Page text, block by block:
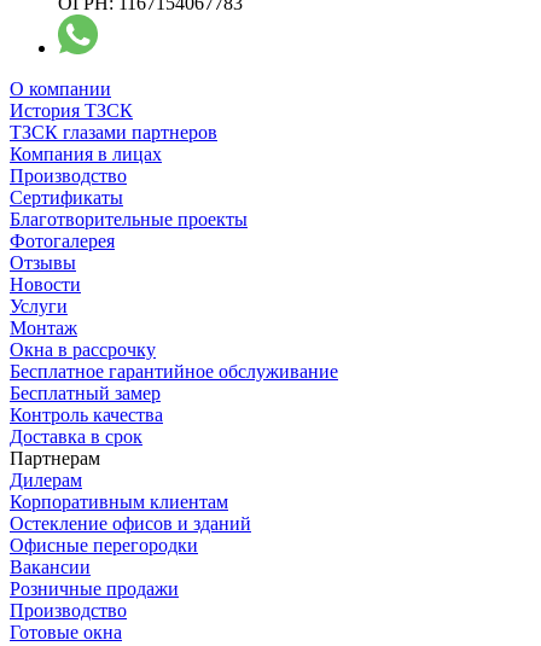
О компании
История ТЗСК
ТЗСК глазами партнеров
Компания в лицах
Производство
Сертификаты
Благотворительные проекты
Фотогалерея
Отзывы
Новости
Услуги
Монтаж
Окна в рассрочку
Бесплатное гарантийное обслуживание
Бесплатный замер
Контроль качества
Доставка в срок
Партнерам
Дилерам
Корпоративным клиентам
Остекление офисов и зданий
Офисные перегородки
Вакансии
Розничные продажи
Производство
Готовые окна